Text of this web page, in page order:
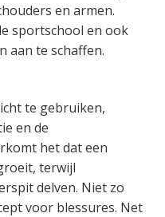
en armen.
sportschool en ook
aan te schaffen.
te gebruiken,
en de
het dat een
terwijl
delven. Niet zo
voor blessures. Net